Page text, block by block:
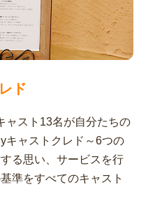
ド
ャスト13名が自分たちの
キャストクレド～6つの
る思い、サービスを行
準をすべてのキャスト